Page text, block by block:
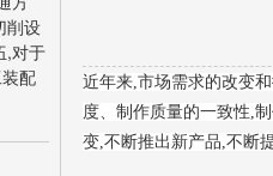
近年来,市场需求的改变
度、制作质量的一致性,
变,不断推出新产品,不断